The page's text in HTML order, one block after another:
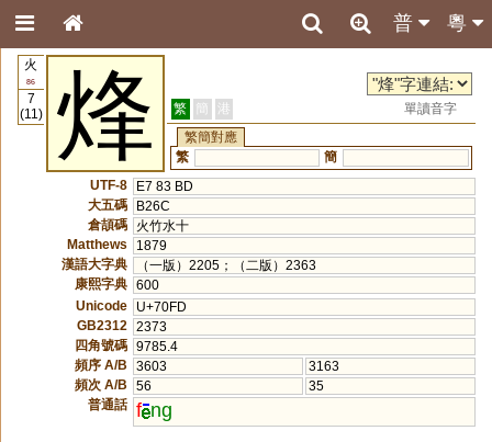
粵
普
火
86
7
(11)
烽 繁 簡 港
單讀音字
繁簡對應
繁
簡
UTF-8
E7 83 BD
大五碼
B26C
倉頡碼
火竹水十
Matthews
1879
漢語大字典
（一版）2205；（二版）2363
康熙字典 600
Unicode
U+70FD
GB2312
2373
四角號碼 9785.4
頻序 A/B
3603
3163
頻次 A/B
56
35
普通話 f ng